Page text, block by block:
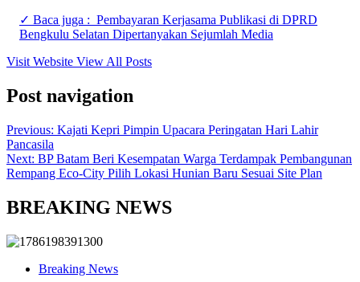
✓ Baca juga : Pembayaran Kerjasama Publikasi di DPRD
Bengkulu Selatan Dipertanyakan Sejumlah Media
Visit Website View All Posts
Post navigation
Previous: Kajati Kepri Pimpin Upacara Peringatan Hari Lahir
Pancasila
Next: BP Batam Beri Kesempatan Warga Terdampak Pembangunan
Rempang Eco-City Pilih Lokasi Hunian Baru Sesuai Site Plan
BREAKING NEWS
Breaking News